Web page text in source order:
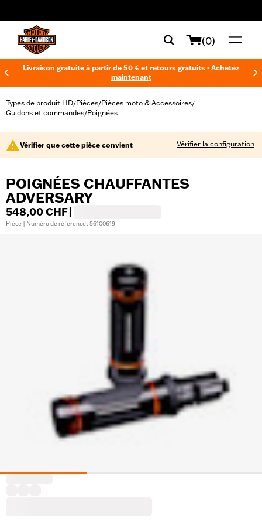
(0)
Livraison gratuite à partir de 50 € et retours gratuits - Achetez
maintenant
Types de produit HD/Pièces/Pièces moto & Accessoires/
Guidons et commandes/Poignées
Vérifier que cette pièce convient Vérifier la configuration
POIGNÉES CHAUFFANTES
ADVERSARY
548,00 CHF
Pièce | Numéro de référence : 56100619